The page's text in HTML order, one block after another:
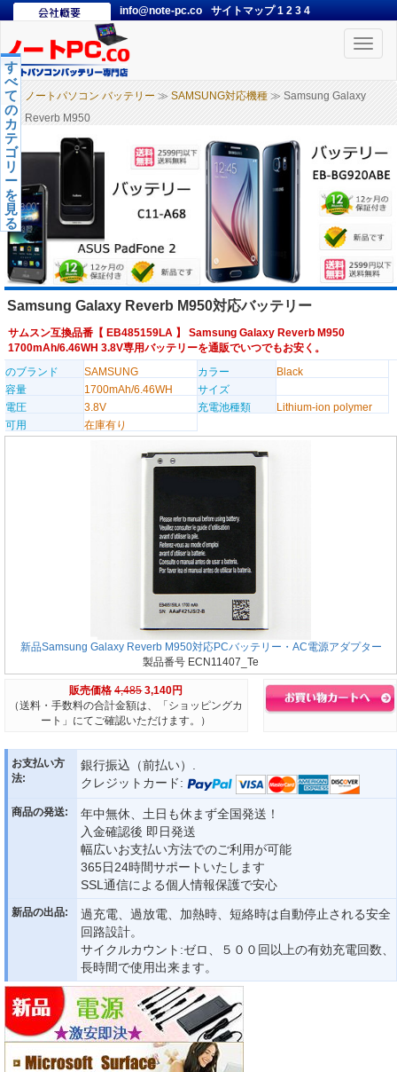
info@note-pc.co サイトマップ1 2 3 4
Toggle
ノートパソコン バッテリー ≫ SAMSUNG対応機種 ≫ Samsung Galaxy
Reverb M950
す
べ
て
の
カ
テ
ゴ
リ
ー
を
見
る
Samsung Galaxy Reverb M950対応バッテリー
サムスン互換品番【 EB485159LA 】 Samsung Galaxy Reverb M950
1700mAh/6.46WH 3.8V専用バッテリーを通販でいつでもお安く。
のブランド
SAMSUNG カラー
Black
容量
1700mAh/6.46WH
サイズ
電圧
3.8V 充電池種類
Lithium-ion polymer
可用
在庫有り
新品Samsung Galaxy Reverb M950対応PCバッテリー・AC電源アダプター
製品番号 ECN11407_Te
販売価格 4,485 3,140円
（送料・手数料の合計金額は、「ショッピングカ
ート」にてご確認いただけます。）
お支払い方
法:
銀行振込（前払い）.
クレジットカード:
商品の発送:
年中無休、土日も休まず全国発送！
入金確認後 即日発送
幅広いお支払い方法でのご利用が可能
365日24時間サポートいたします
SSL通信による個人情報保護で安心
新品の出品:
過充電、過放電、加熱時、短絡時は自動停止される安全
回路設計。
サイクルカウント:ゼロ、５００回以上の有効充電回数、
長時間で使用出来ます。